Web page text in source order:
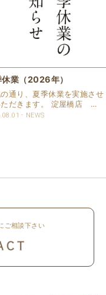
休業（2026年）
通り、夏季休業を実施させ
ただきます。 淀屋橋店 通
いたします。 奈良店 8月
NEWS
ご相談下さい